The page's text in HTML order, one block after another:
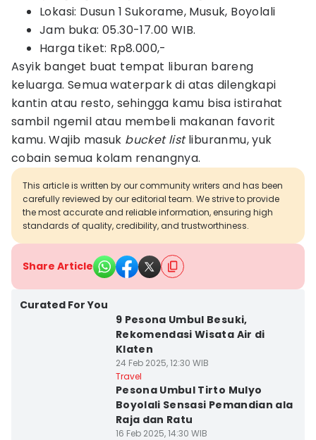
Lokasi: Dusun 1 Sukorame, Musuk, Boyolali
Jam buka: 05.30-17.00 WIB.
Harga tiket: Rp8.000,-
Asyik banget buat tempat liburan bareng
keluarga. Semua waterpark di atas dilengkapi
kantin atau resto, sehingga kamu bisa istirahat
sambil ngemil atau membeli makanan favorit
kamu. Wajib masuk bucket listliburanmu, yuk
cobain semua kolam renangnya.
This article is written by our community writers and has been
carefully reviewed by our editorial team. We strive to provide
the most accurate and reliable information, ensuring high
standards of quality, credibility, and trustworthiness.
Share Article
Curated For You
9 Pesona Umbul Besuki,
Rekomendasi Wisata Air di
Klaten
24 Feb 2025, 12:30 WIB
Travel
Pesona Umbul Tirto Mulyo
Boyolali Sensasi Pemandian ala
Raja dan Ratu
16 Feb 2025, 14:30 WIB